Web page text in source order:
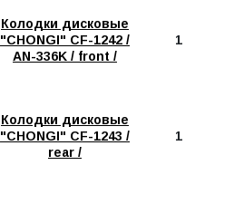
Колодки дисковые
"CHONGI" CF-1242 /
AN-336K / front /
1
Колодки дисковые
"CHONGI" CF-1243 /
rear /
1